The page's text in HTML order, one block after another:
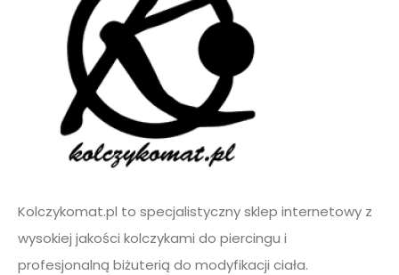
Kolczykomat.pl to specjalistyczny sklep internetowy z
wysokiej jakości kolczykami do piercingu i
profesjonalną biżuterią do modyfikacji ciała.